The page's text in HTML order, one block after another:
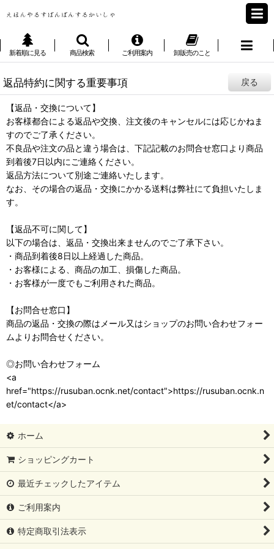
新着順に見る 商品検索 ご利用案内 卸販売のこと
返品特約に関する重要事項 戻る
【返品・交換について】
お客様都合による返品や交換、注文後のキャンセルには応じかねま
すのでご了承ください。
不良品や注文の品と違う場合は、下記記載のお問合せ窓口より商品
到着後7日以内にご連絡ください。
返品方法について別途ご連絡いたします。
なお、その場合の返品・交換にかかる送料は弊社にて負担いたしま
す。
【返品不可に関して】
以下の場合は、返品・交換出来ませんのでご了承下さい。
・商品到着後8日以上経過した商品。
・お客様による、商品の加工、損傷した商品。
・お客様が一度でもご利用された商品。
【お問合せ窓口】
商品の返品・交換の際はメール又はショップのお問い合わせフォー
ムよりお問合せください。
◎お問い合わせフォーム
<a
href="https://rusuban.ocnk.net/contact">https://rusuban.ocnk.n
et/contact</a>
ホーム
ショッピングカート
最近チェックしたアイテム
ご利用案内
特定商取引法表示